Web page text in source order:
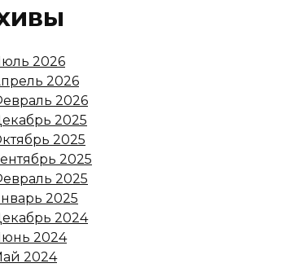
2026
2026
2026
2025
2025
2025
2025
2025
2024
2024
2024